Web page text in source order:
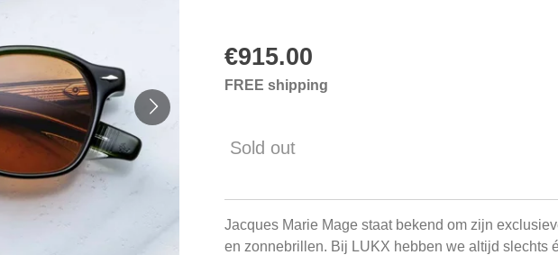
€915.00
FREE shipping
Sold out
Jacques Marie Mage staat bekend om zijn
en zonnebrillen. Bij LUKX hebben we altijd slechts